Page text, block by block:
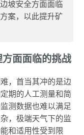
坡安全方面面临
案，以此提升矿
面面临的挑战
，首当其冲的是边
期的人工测量和简
测数据也难以满足
，极端天气下的监
和适用性受到限